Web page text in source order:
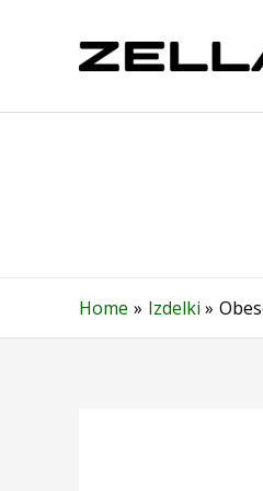
Home Izdelki